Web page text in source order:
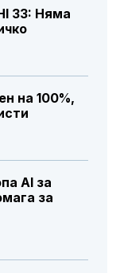
33: Няма
на 100%,
AI за
за